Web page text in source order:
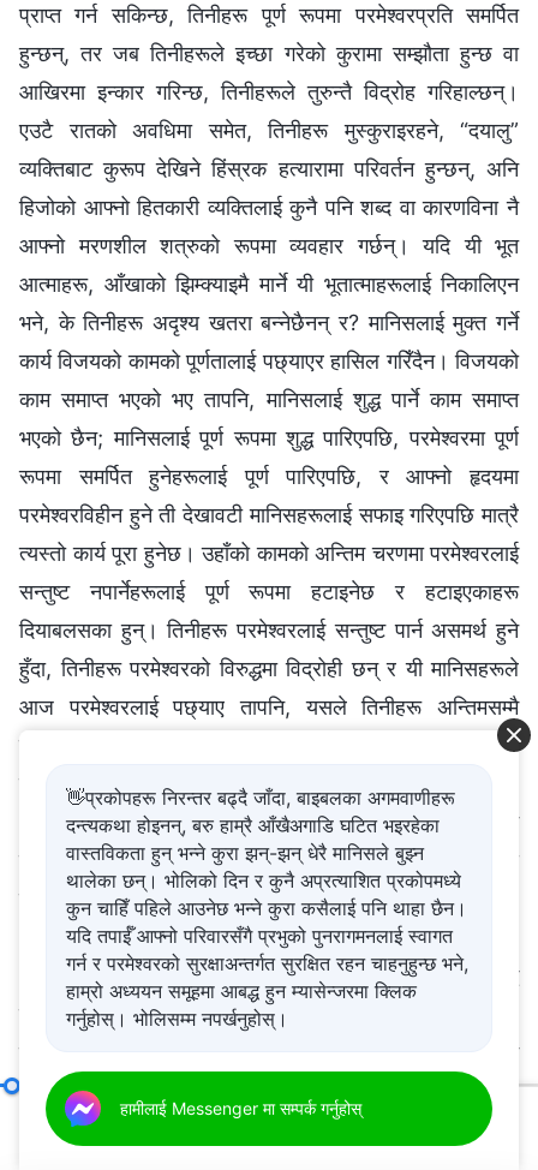
प्राप्त गर्न सकिन्छ, तिनीहरू पूर्ण रूपमा परमेश्‍वरप्रति समर्पित
हुन्छन्, तर जब तिनीहरूले इच्‍छा गरेको कुरामा सम्झौता हुन्छ वा
आखिरमा इन्कार गरिन्छ, तिनीहरूले तुरुन्तै विद्रोह गरिहाल्छन्।
एउटै रातको अवधिमा समेत, तिनीहरू मुस्कुराइरहने, “दयालु”
व्यक्तिबाट कुरूप देखिने हिंस्रक हत्यारामा परिवर्तन हुन्छन्, अनि
हिजोको आफ्‍नो हितकारी व्यक्तिलाई कुनै पनि शब्‍द वा कारणविना नै
आफ्‍नो मरणशील शत्रुको रूपमा व्यवहार गर्छन्। यदि यी भूत
आत्‍माहरू, आँखाको झिम्क्याइमै मार्ने यी भूतात्माहरूलाई निकालिएन
भने, के तिनीहरू अदृश्य खतरा बन्‍नेछैनन् र? मानिसलाई मुक्त गर्ने
कार्य विजयको कामको पूर्णतालाई पछ्याएर हासिल गरिँदैन। विजयको
काम समाप्त भएको भए तापनि, मानिसलाई शुद्ध पार्ने काम समाप्त
भएको छैन; मानिसलाई पूर्ण रूपमा शुद्ध पारिएपछि, परमेश्‍वरमा पूर्ण
रूपमा समर्पित हुनेहरूलाई पूर्ण पारिएपछि, र आफ्‍नो हृदयमा
परमेश्‍वरविहीन हुने ती देखावटी मानिसहरूलाई सफाइ गरिएपछि मात्रै
त्यस्तो कार्य पूरा हुनेछ। उहाँको कामको अन्तिम चरणमा परमेश्‍वरलाई
सन्तुष्ट नपार्नेहरूलाई पूर्ण रूपमा हटाइनेछ र हटाइएकाहरू
दियाबलसका हुन्। तिनीहरू परमेश्‍वरलाई सन्तुष्ट पार्न असमर्थ हुने
हुँदा, तिनीहरू परमेश्‍वरको विरुद्धमा विद्रोही छन् र यी मानिसहरूले
आज परमेश्‍वरलाई पछ्याए तापनि, यसले तिनीहरू अन्तिमसम्‍मै
रहनेहरू हुन् भन्‍ने कुरालाई प्रमाणित गर्दैन। “अन्तिमसम्‍मै
परमेश्‍वरलाई पछ्याउनेहरूले मुक्ति पाउनेछ” भन्‍ने वचनहरूमा,
“पछ्याउनु” को अर्थ सङ्कष्टको बीचमा दह्रिलो गरी खडा हुनु भन्‍ने
हुन्छ। आज, धेरैले परमेश्‍वरलाई पछ्याउनु सजिलो छ भन्‍ने विश्‍वास
गर्छन् तर जब परमेश्‍वरको काम समाप्त हुनलागेको हुन्छ, तैँले
“पछ्याउनु”-को साँचो अर्थलाई जान्‍नेछस्। तैँले विजय गरिएपछि
आज अझै पनि परमेश्‍वरलाई पछ्याउन सक्छस् भन्दैमा, तँ सिद्ध
पारिनेहरूमध्ये एक हुनेछस् भन्‍ने कुरालाई यसले प्रमाणित गर्दैन।
नसक्‍नेहरू आखिरमा दृढ रूपमा खडा हुन असक्षम हुनेछन्, त्यसकारण
परमेश्‍वरलाई अन्तिमसम्‍मै पछ्याउन असमर्थ हुनेछन्। परमेश्‍वरलाई
👋प्रकोपहरू निरन्तर बढ्दै जाँदा, बाइबलका अगमवाणीहरू
दन्त्यकथा होइनन्, बरु हाम्रै आँखैअगाडि घटित भइरहेका
वास्तविकता हुन् भन्ने कुरा झन्-झन् धेरै मानिसले बुझ्न
थालेका छन्। भोलिको दिन र कुनै अप्रत्याशित प्रकोपमध्ये
कुन चाहिँ पहिले आउनेछ भन्ने कुरा कसैलाई पनि थाहा छैन।
यदि तपाईँ आफ्नो परिवारसँगै प्रभुको पुनरागमनलाई स्वागत
गर्न र परमेश्‍वरको सुरक्षाअन्तर्गत सुरक्षित रहन चाहनुहुन्छ भने,
हाम्रो अध्ययन समूहमा आबद्ध हुन म्यासेन्जरमा क्लिक
गर्नुहोस्। भोलिसम्म नपर्खनुहोस्।
हामीलाई Messenger मा सम्पर्क गर्नुहोस्
परमेश्‍वरको कार्य र मानिसको अभ्यास(भाग दुई)